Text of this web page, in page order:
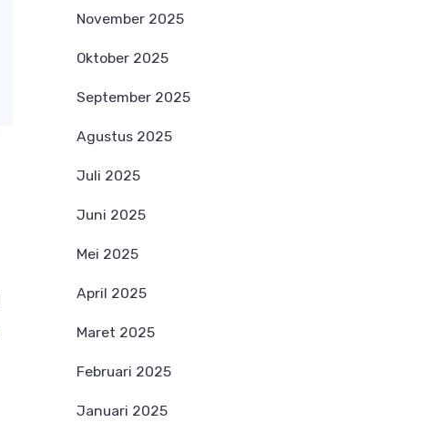
November 2025
Oktober 2025
September 2025
Agustus 2025
Juli 2025
Juni 2025
Mei 2025
April 2025
Maret 2025
Februari 2025
Januari 2025